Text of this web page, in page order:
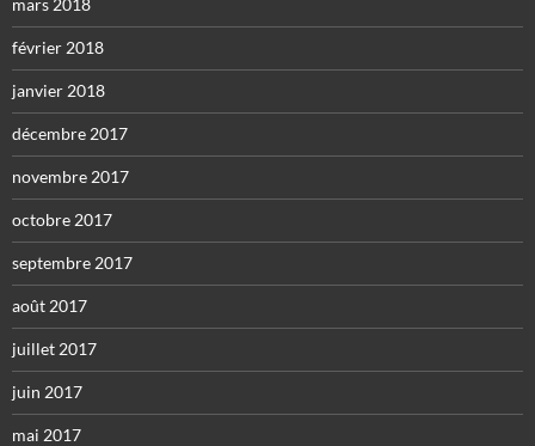
février 2018
janvier 2018
décembre 2017
novembre 2017
octobre 2017
septembre 2017
août 2017
juillet 2017
juin 2017
mai 2017